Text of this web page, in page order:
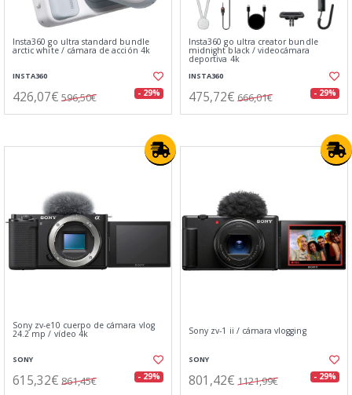
Insta360 go ultra standard bundle
arctic white / cámara de acción 4k
INSTA360
426,07€ 596,50€ - 29%
Insta360 go ultra creator bundle
midnight black / videocámara
deportiva 4k
INSTA360
475,72€ 666,01€ - 29%
Sony zv-e10 cuerpo de cámara vlog
24.2 mp / vídeo 4k
SONY
615,32€ 861,45€ - 29%
Sony zv-1 ii / cámara vlogging
SONY
801,42€ 1121,99€ - 29%